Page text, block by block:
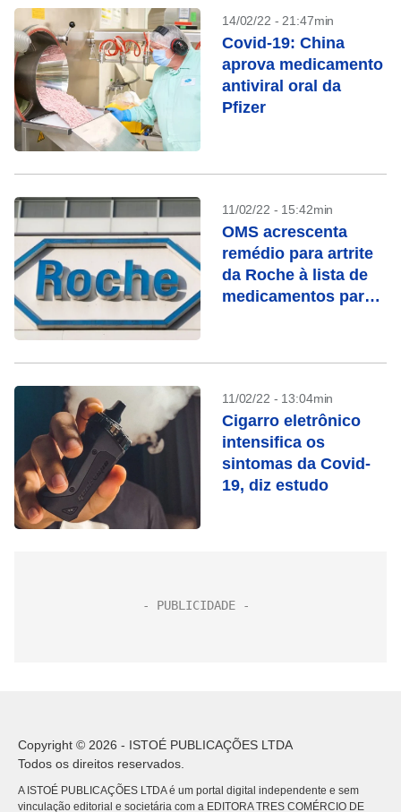
14/02/22 - 21:47min
Covid-19: China
aprova medicamento
antiviral oral da
Pfizer
11/02/22 - 15:42min
OMS acrescenta
remédio para artrite
da Roche à lista de
medicamentos para
11/02/22 - 13:04min
Cigarro eletrônico
intensifica os
sintomas da Covid-
19, diz estudo
Copyright © 2026 - ISTOÉ PUBLICAÇÕES LTDA
Todos os direitos reservados.
A ISTOÉ PUBLICAÇÕES LTDA é um portal digital independente e sem
vinculação editorial e societária com a EDITORA TRES COMÉRCIO DE